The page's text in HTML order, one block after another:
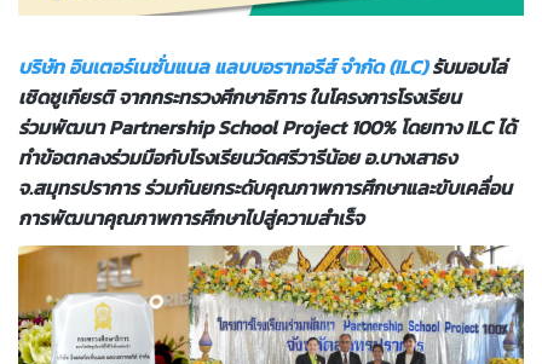
บริษัท อินเตอร์เนชั่นแนล แลบบอราทอรีส์ จำกัด (ILC)รับมอบโล่
เชิดชูเกียรติ จากกระทรวงศึกษาธิการ ในโครงการโรงเรียน
ร่วมพัฒนา Partnership School Project 100% โดยทาง ILC ได้
ทำข้อตกลงร่วมมือกับโรงเรียนวัดศรีวารีน้อย อ.บางเสาธง
จ.สมุทรปราการ ร่วมกันยกระดับคุณภาพการศึกษาและขับเคลื่อน
การพัฒนาคุณภาพการศึกษาไปสู่ความสำเร็จ